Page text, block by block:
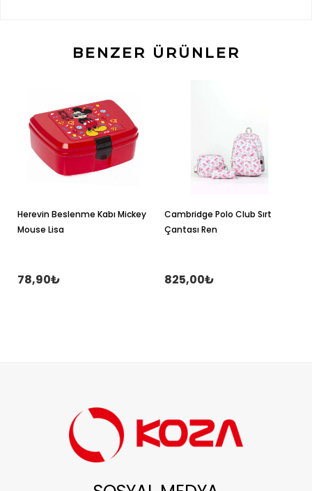
BENZER ÜRÜNLER
Herevin Beslenme Kabı Mickey
Mouse Lisa
78,90₺
Cambridge Polo Club Sırt
Çantası Ren
825,00₺